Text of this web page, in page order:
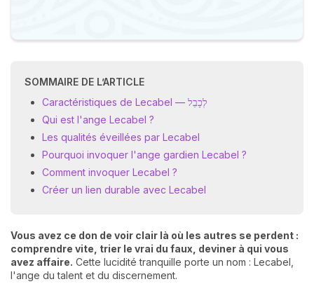
SOMMAIRE DE L’ARTICLE
Caractéristiques de Lecabel — לְכָבֵל
Qui est l'ange Lecabel ?
Les qualités éveillées par Lecabel
Pourquoi invoquer l'ange gardien Lecabel ?
Comment invoquer Lecabel ?
Créer un lien durable avec Lecabel
Vous avez ce don de voir clair là où les autres se perdent :
comprendre vite, trier le vrai du faux, deviner à qui vous
avez affaire. Cette lucidité tranquille porte un nom : Lecabel,
l'ange du talent et du discernement.